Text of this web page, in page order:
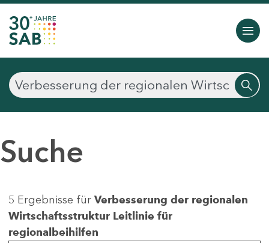
Suche
5 Ergebnisse für Verbesserung der regionalen
Wirtschaftsstruktur Leitlinie für
regionalbeihilfen